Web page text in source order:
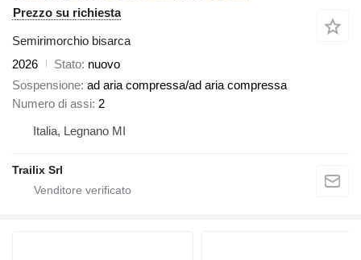
Prezzo su richiesta
Semirimorchio bisarca
2026
Stato nuovo
Sospensione ad aria compressa/ad aria compressa
Numero di assi 2
Italia, Legnano MI
Trailix Srl